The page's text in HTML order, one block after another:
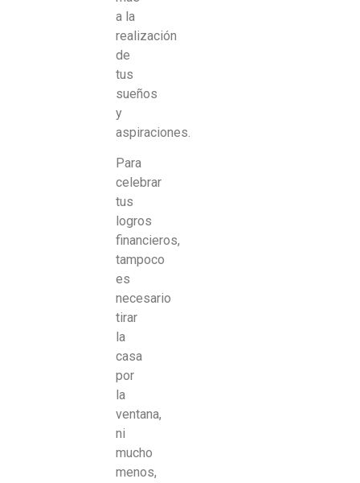
a la
realización
de
tus
sueños
y
aspiraciones.
Para
celebrar
tus
logros
financieros,
tampoco
es
necesario
tirar
la
casa
por
la
ventana,
ni
mucho
menos,